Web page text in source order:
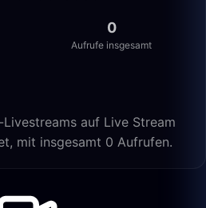
0
Aufrufe insgesamt
auf Live Stream
mit insgesamt 0 Aufrufen.